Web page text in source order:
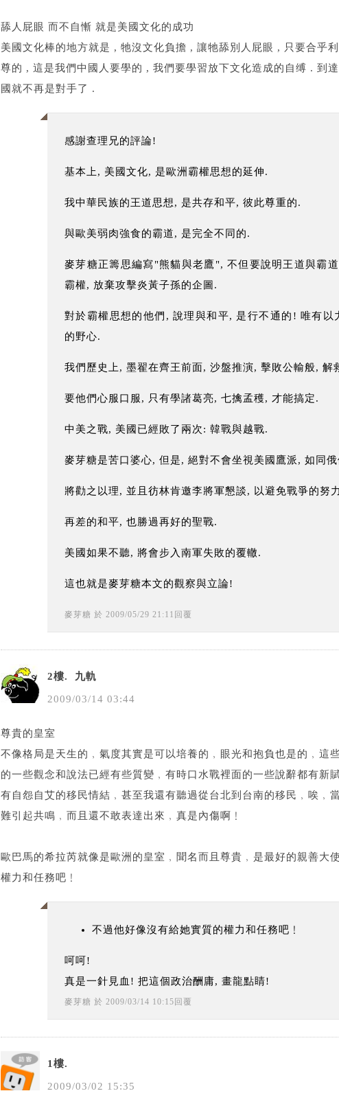
舔人屁眼 而不自慚 就是美國文化的成功
美國文化棒的地方就是 , 牠沒文化負擔 , 讓牠舔別人屁眼 , 只要合乎
尊的 , 這是我們中國人要學的 , 我們要學習放下文化造成的自缚 . 到
國就不再是對手了 .
感謝查理兄的評論!
基本上, 美國文化, 是歐洲霸權思想的延伸.
我中華民族的王道思想, 是共存和平, 彼此尊重的.
與歐美弱肉強食的霸道, 是完全不同的.
麥芽糖正籌思編寫"熊貓與老鷹", 不但要說明王道與霸
霸權, 放棄攻擊炎黃子孫的企圖.
對於霸權思想的他們, 說理與和平, 是行不通的! 唯有以
的野心.
我們歷史上, 墨翟在齊王前面, 沙盤推演, 擊敗公輸般, 解
要他們心服口服, 只有學諸葛亮, 七擒孟穫, 才能搞定.
中美之戰, 美國已經敗了兩次: 韓戰與越戰.
麥芽糖是苦口婆心, 但是, 絕對不會坐視美國鷹派, 如同
將勸之以理, 並且彷林肯邀李將軍懇談, 以避免戰爭的努
再差的和平, 也勝過再好的聖戰.
美國如果不聽, 將會步入南軍失敗的覆轍.
這也就是麥芽糖本文的觀察與立論!
麥芽糖 於 2009/05/29 21 : 11 回覆
2樓. 九軌
2009/03/14 03:44
尊貴的皇室
不像格局是天生的﹐氣度其實是可以培養的﹐眼光和抱負也是的﹐這
的一些觀念和說法已經有些質變﹐有時口水戰裡面的一些說辭都有新
有自怨自艾的移民情結﹐甚至我還有聽過從台北到台南的移民﹐唉﹐
難引起共鳴﹐而且還不敢表達出來﹐真是內傷啊﹗
歐巴馬的希拉芮就像是歐洲的皇室﹐聞名而且尊貴﹐是最好的親善大
權力和任務吧﹗
不過他好像沒有給她實質的權力和任務吧﹗
呵呵!
真是一針見血! 把這個政治酬庸, 畫龍點睛!
麥芽糖 於 2009/03/14 10: 15 回覆
1樓.
2009/03/02 15:35